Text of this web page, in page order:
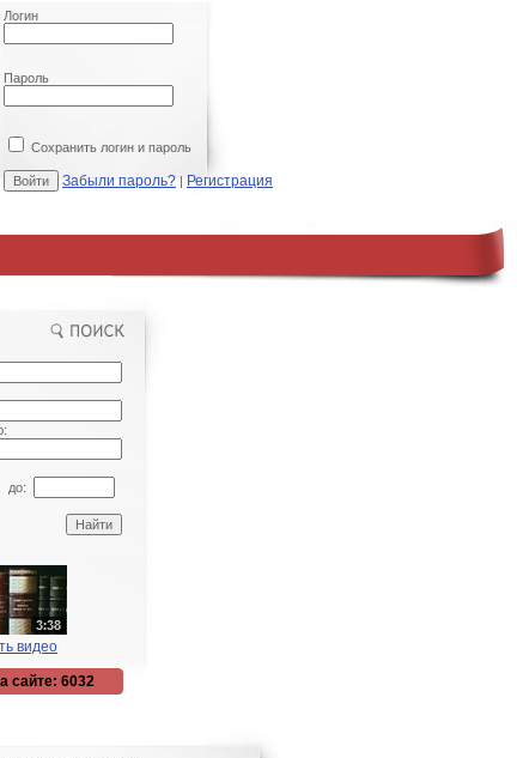
Логин
Пароль
Сохранить логин и пароль
Забыли пароль? | Регистрация
до:
видео
сайте: 6032